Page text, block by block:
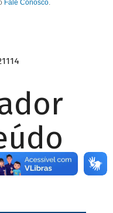
Fale Conosco.